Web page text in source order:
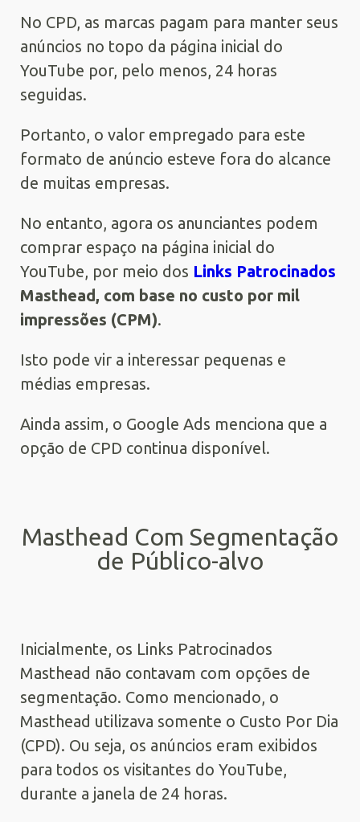
No CPD, as marcas pagam para manter seus
anúncios no topo da página inicial do
YouTube por, pelo menos, 24 horas
seguidas.
Portanto, o valor empregado para este
formato de anúncio esteve fora do alcance
de muitas empresas.
No entanto, agora os anunciantes podem
comprar espaço na página inicial do
YouTube, por meio dos Links Patrocinados
Masthead, com base no custo por mil
impressões (CPM).
Isto pode vir a interessar pequenas e
médias empresas.
Ainda assim, o Google Ads menciona que a
opção de CPD continua disponível.
Masthead Com Segmentação
de Público-alvo
Inicialmente, os Links Patrocinados
Masthead não contavam com opções de
segmentação. Como mencionado, o
Masthead utilizava somente o Custo Por Dia
(CPD). Ou seja, os anúncios eram exibidos
para todos os visitantes do YouTube,
durante a janela de 24 horas.